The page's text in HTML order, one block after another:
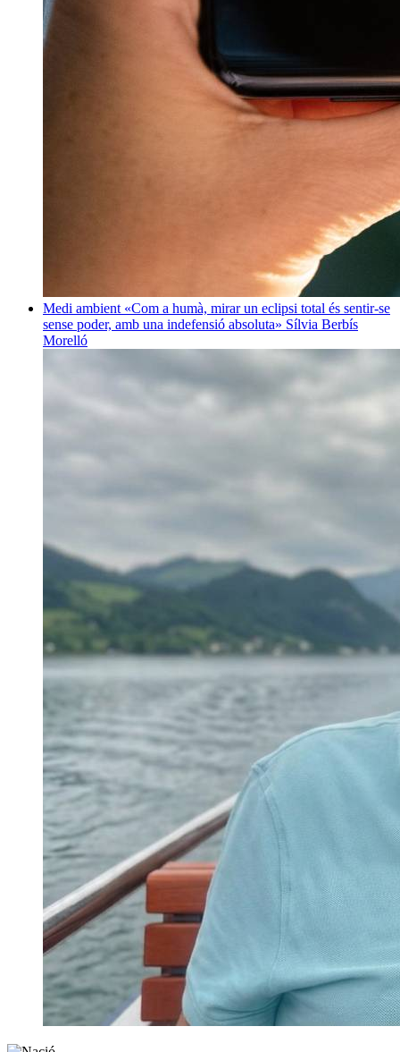
Medi ambient «Com a humà, mirar un eclipsi total és sentir-se
sense poder, amb una indefensió absoluta» Sílvia Berbís
Morelló